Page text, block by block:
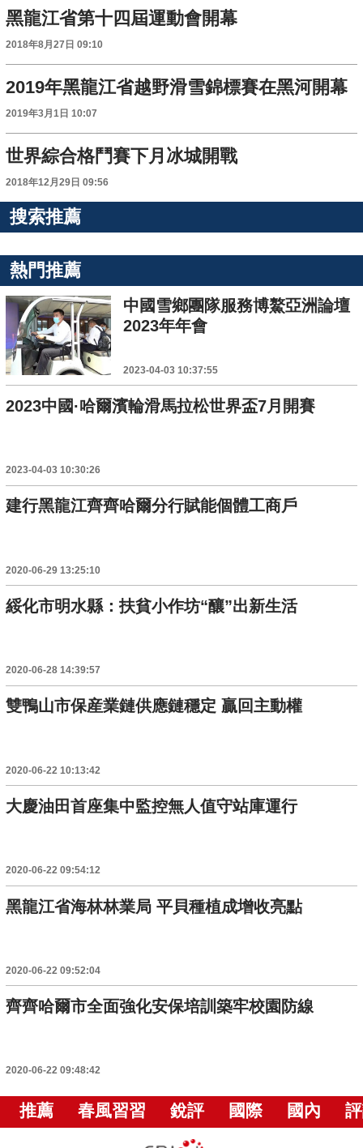
黑龍江省第十四屆運動會開幕
2018年8月27日 09:10
2019年黑龍江省越野滑雪錦標賽在黑河開幕
2019年3月1日 10:07
世界綜合格鬥賽下月冰城開戰
2018年12月29日 09:56
搜索推薦
熱門推薦
中國雪鄉團隊服務博鰲亞洲論壇
2023年年會
2023-04-03 10:37:55
2023中國·哈爾濱輪滑馬拉松世界盃7月開賽
2023-04-03 10:30:26
建行黑龍江齊齊哈爾分行賦能個體工商戶
2020-06-29 13:25:10
綏化市明水縣：扶貧小作坊“釀”出新生活
2020-06-28 14:39:57
雙鴨山市保産業鏈供應鏈穩定 贏回主動權
2020-06-22 10:13:42
大慶油田首座集中監控無人值守站庫運行
2020-06-22 09:54:12
黑龍江省海林林業局 平貝種植成增收亮點
2020-06-22 09:52:04
齊齊哈爾市全面強化安保培訓築牢校園防線
2020-06-22 09:48:42
推薦 春風習習 銳評 國際 國內